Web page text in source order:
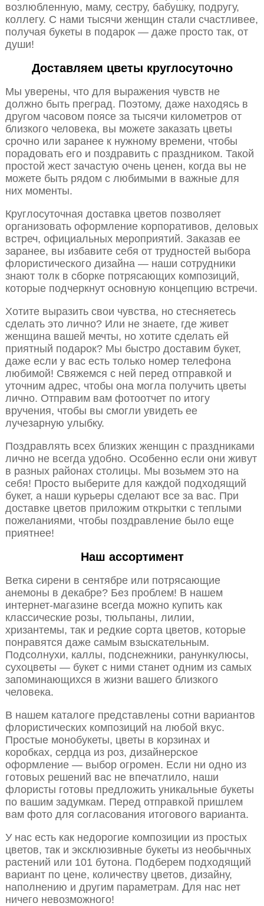
возлюбленную, маму, сестру, бабушку, подругу,
коллегу. С нами тысячи женщин стали счастливее,
получая букеты в подарок — даже просто так, от
души!
Доставляем цветы круглосуточно
Мы уверены, что для выражения чувств не
должно быть преград. Поэтому, даже находясь в
другом часовом поясе за тысячи километров от
близкого человека, вы можете заказать цветы
срочно или заранее к нужному времени, чтобы
порадовать его и поздравить с праздником. Такой
простой жест зачастую очень ценен, когда вы не
можете быть рядом с любимыми в важные для
них моменты.
Круглосуточная доставка цветов позволяет
организовать оформление корпоративов, деловых
встреч, официальных мероприятий. Заказав ее
заранее, вы избавите себя от трудностей выбора
флористического дизайна — наши сотрудники
знают толк в сборке потрясающих композиций,
которые подчеркнут основную концепцию встречи.
Хотите выразить свои чувства, но стесняетесь
сделать это лично? Или не знаете, где живет
женщина вашей мечты, но хотите сделать ей
приятный подарок? Мы быстро доставим букет,
даже если у вас есть только номер телефона
любимой! Свяжемся с ней перед отправкой и
уточним адрес, чтобы она могла получить цветы
лично. Отправим вам фотоотчет по итогу
вручения, чтобы вы смогли увидеть ее
лучезарную улыбку.
Поздравлять всех близких женщин с праздниками
лично не всегда удобно. Особенно если они живут
в разных районах столицы. Мы возьмем это на
себя! Просто выберите для каждой подходящий
букет, а наши курьеры сделают все за вас. При
доставке цветов приложим открытки с теплыми
пожеланиями, чтобы поздравление было еще
приятнее!
Наш ассортимент
Ветка сирени в сентябре или потрясающие
анемоны в декабре? Без проблем! В нашем
интернет-магазине всегда можно купить как
классические розы, тюльпаны, лилии,
хризантемы, так и редкие сорта цветов, которые
понравятся даже самым взыскательным.
Подсолнухи, каллы, подснежники, ранункулюсы,
сухоцветы — букет с ними станет одним из самых
запоминающихся в жизни вашего близкого
человека.
В нашем каталоге представлены сотни вариантов
флористических композиций на любой вкус.
Простые монобукеты, цветы в корзинах и
коробках, сердца из роз, дизайнерское
оформление — выбор огромен. Если ни одно из
готовых решений вас не впечатлило, наши
флористы готовы предложить уникальные букеты
по вашим задумкам. Перед отправкой пришлем
вам фото для согласования итогового варианта.
У нас есть как недорогие композиции из простых
цветов, так и эксклюзивные букеты из необычных
растений или 101 бутона. Подберем подходящий
вариант по цене, количеству цветов, дизайну,
наполнению и другим параметрам. Для нас нет
ничего невозможного!